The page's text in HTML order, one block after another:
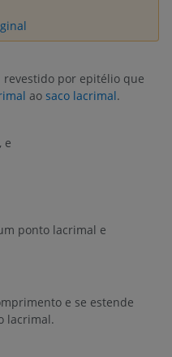
revestido por epitélio que
ao saco lacrimal.
e
ponto lacrimal e
e se estende
lacrimal.